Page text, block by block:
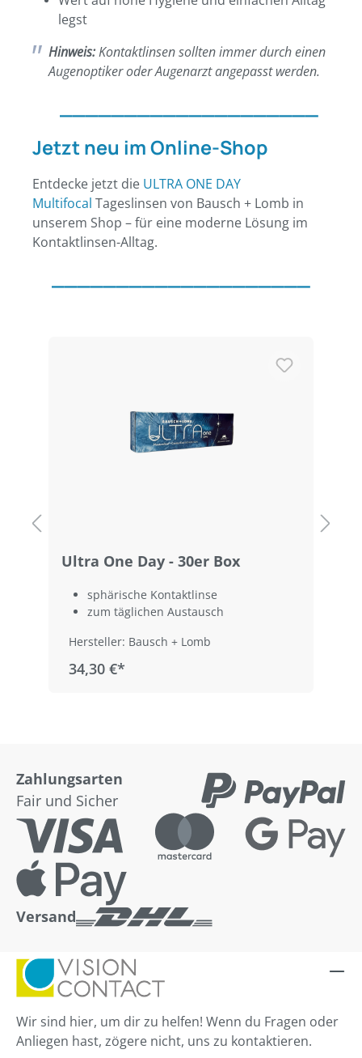
legst
Hinweis:Kontaktlinsen sollten immer durch einen
Augenoptiker oder Augenarzt angepasst werden.
Jetzt neu im Online-Shop
Entdecke jetzt die ULTRA ONE DAY
Multifocal Tageslinsen von Bausch + Lomb in
unserem Shop – für eine moderne Lösung im
Kontaktlinsen-Alltag.
Ultra One Day - 30er Box
sphärische Kontaktlinse
zum täglichen Austausch
Hersteller: Bausch + Lomb
34,30 €*
Zahlungsarten
Fair und Sicher
Versand
Wir sind hier, um dir zu helfen! Wenn du Fragen oder
Anliegen hast, zögere nicht, uns zu kontaktieren.